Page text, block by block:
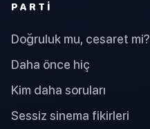
PARTI
Doğruluk mu, cesaret mi?
Daha önce hiç
Kim daha soruları
Sessiz sinema fikirleri